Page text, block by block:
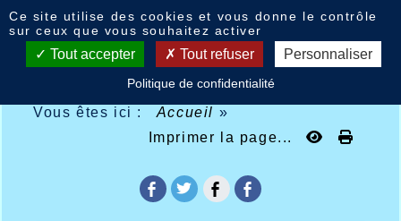
Vous êtes ici : Accueil »
Imprimer la page...
Ce site utilise des cookies et vous donne le contrôle
sur ceux que vous souhaitez activer
Tout accepter Tout refuser Personnaliser
Politique de confidentialité